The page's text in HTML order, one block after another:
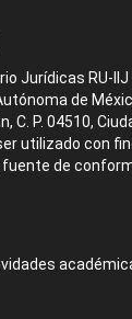
Jurídicas RU-IIJ
de
C. P. 04510,
utilizado con
de